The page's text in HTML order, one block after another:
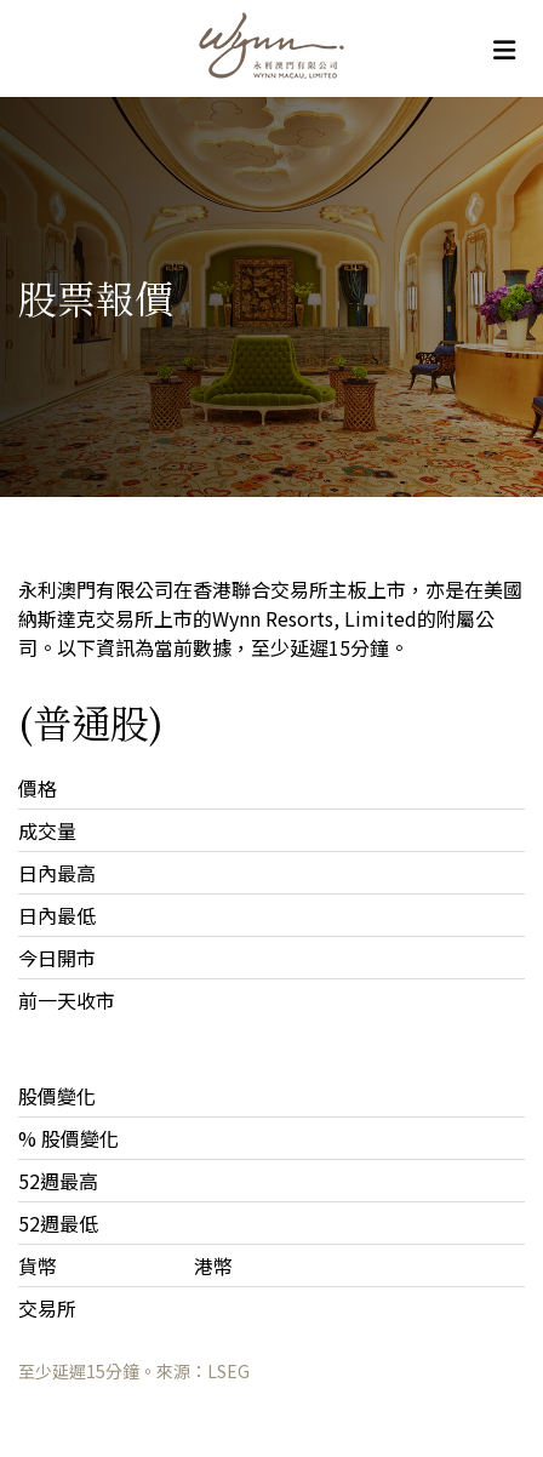
股票報價
永利澳門有限公司在香港聯合交易所主板上市，亦是在美國
納斯達克交易所上市的Wynn Resorts, Limited的附屬公
司。以下資訊為當前數據，至少延遲15分鐘。
(普通股)
價格
成交量
日內最高
日內最低
今日開市
前一天收市
股價變化
% 股價變化
52週最高
52週最低
貨幣
港幣
交易所
至少延遲15分鐘。來源：LSEG